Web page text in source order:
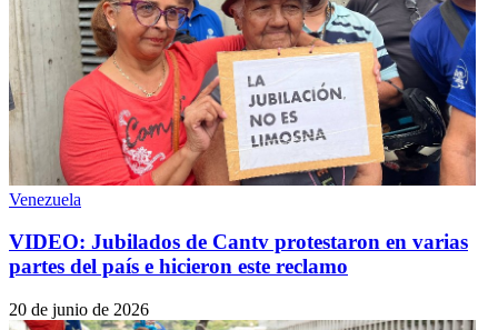
Venezuela
VIDEO: Jubilados de Cantv protestaron en varias
partes del país e hicieron este reclamo
20 de junio de 2026